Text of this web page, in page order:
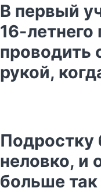
В первый
16-
проводить
рукой,
Подростку
неловко, и
больше так